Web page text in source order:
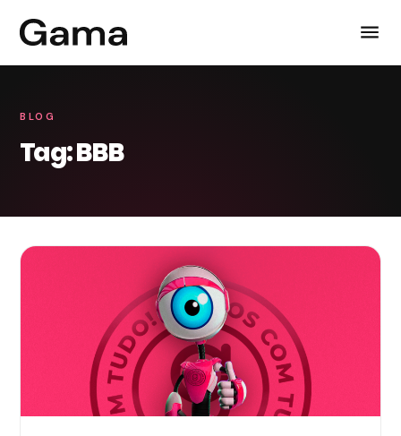
BLOG
Tag: BBB